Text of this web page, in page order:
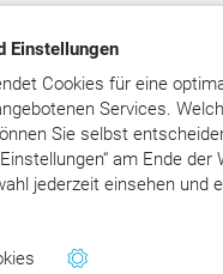
Einstellungen
Cookies für eine
Services.
Sie selbst
am Ende der
jederzeit einsehen und
1 – 3 Tage
Bereich Zahntechnik
2014 und BEB 97. Damit
der Abrechnung von
zur Hand.